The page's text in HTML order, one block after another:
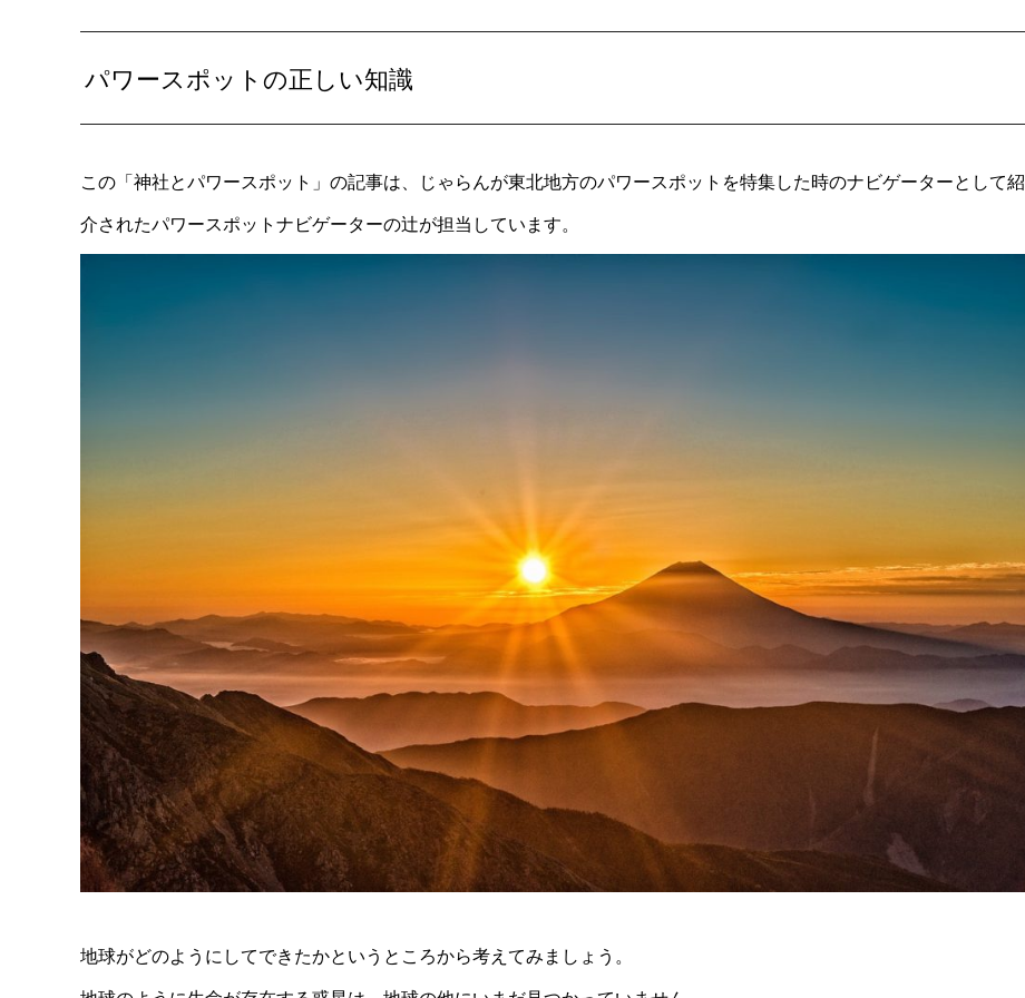
パワースポットの正しい知識
この「神社とパワースポット」の記事は、じゃらんが東北地方のパワースポットを特集した時のナビゲーターとして紹
介されたパワースポットナビゲーターの辻が担当しています。
地球がどのようにしてできたかというところから考えてみましょう。